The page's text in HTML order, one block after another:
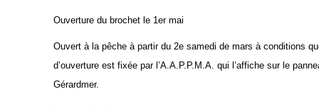
Ouverture du brochet le 1er mai
Ouvert à la pêche à partir du 2e samedi de mars à conditions
d’ouverture est fixée par l’A.A.P.P.M.A. qui l’affiche sur le
Gérardmer.